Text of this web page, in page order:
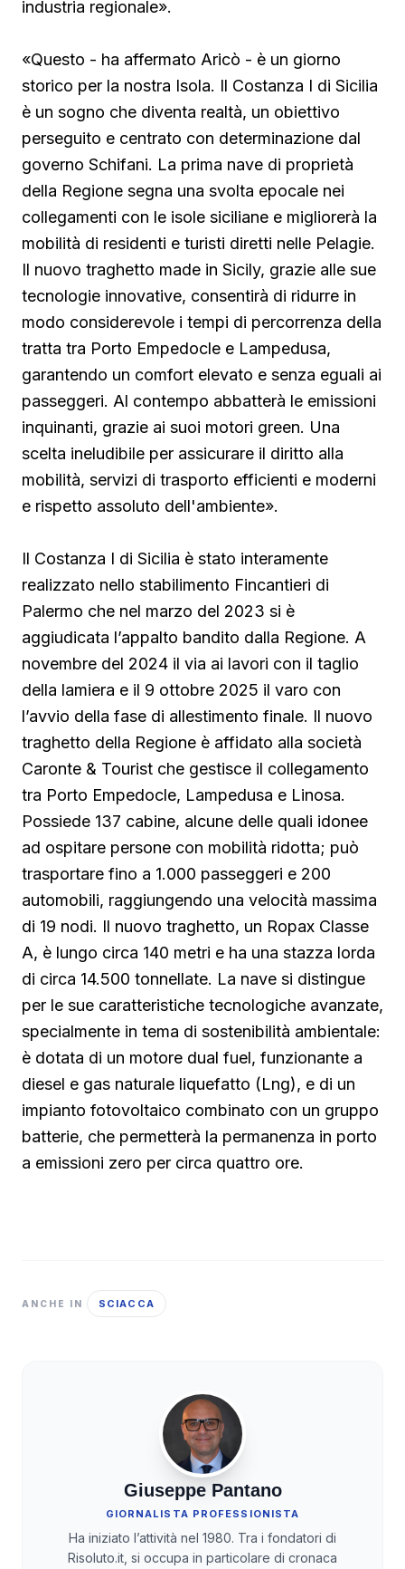
industria regionale».
«Questo - ha affermato Aricò - è un giorno
storico per la nostra Isola. Il Costanza I di Sicilia
è un sogno che diventa realtà, un obiettivo
perseguito e centrato con determinazione dal
governo Schifani. La prima nave di proprietà
della Regione segna una svolta epocale nei
collegamenti con le isole siciliane e migliorerà la
mobilità di residenti e turisti diretti nelle Pelagie.
Il nuovo traghetto made in Sicily, grazie alle sue
tecnologie innovative, consentirà di ridurre in
modo considerevole i tempi di percorrenza della
tratta tra Porto Empedocle e Lampedusa,
garantendo un comfort elevato e senza eguali ai
passeggeri. Al contempo abbatterà le emissioni
inquinanti, grazie ai suoi motori green. Una
scelta ineludibile per assicurare il diritto alla
mobilità, servizi di trasporto efficienti e moderni
e rispetto assoluto dell'ambiente».
Il Costanza I di Sicilia è stato interamente
realizzato nello stabilimento Fincantieri di
Palermo che nel marzo del 2023 si è
aggiudicata l’appalto bandito dalla Regione. A
novembre del 2024 il via ai lavori con il taglio
della lamiera e il 9 ottobre 2025 il varo con
l’avvio della fase di allestimento finale. Il nuovo
traghetto della Regione è affidato alla società
Caronte & Tourist che gestisce il collegamento
tra Porto Empedocle, Lampedusa e Linosa.
Possiede 137 cabine, alcune delle quali idonee
ad ospitare persone con mobilità ridotta; può
trasportare fino a 1.000 passeggeri e 200
automobili, raggiungendo una velocità massima
di 19 nodi. Il nuovo traghetto, un Ropax Classe
A, è lungo circa 140 metri e ha una stazza lorda
di circa 14.500 tonnellate. La nave si distingue
per le sue caratteristiche tecnologiche avanzate,
specialmente in tema di sostenibilità ambientale:
è dotata di un motore dual fuel, funzionante a
diesel e gas naturale liquefatto (Lng), e di un
impianto fotovoltaico combinato con un gruppo
batterie, che permetterà la permanenza in porto
a emissioni zero per circa quattro ore.
ANCHE IN SCIACCA
Giuseppe Pantano
GIORNALISTA PROFESSIONISTA
Ha iniziato l’attività nel 1980. Tra i fondatori di
Risoluto.it, si occupa in particolare di cronaca